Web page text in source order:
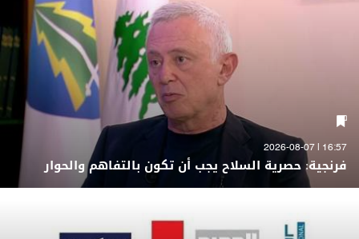
16:57 | 2026-08-07
فرنجية: حصرية السلاح يجب أن تكون بالتفاهم والحوار